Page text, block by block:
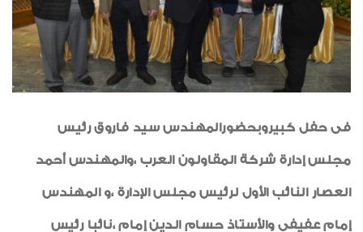
فى حفل كبيروبحضورالمهندس سيد فاروق رئيس
مجلس إدارة شركة المقاولون العرب ،والمهندس أحمد
العصار النائب الأول لرئيس مجلس الإدارة ،و المهندس
إمام عفيفى والأستاذ حسام الدين إمام ،نائبا رئيس